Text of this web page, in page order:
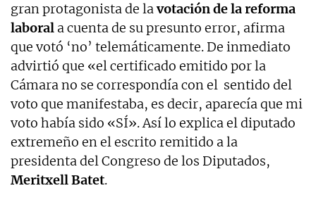
gran protagonista de lavotación de la reforma
laboral a cuenta de su presunto error, afirma
que votó ‘no’ telemáticamente. De inmediato
advirtió que «el certificado emitido por la
Cámara no se correspondía con el sentido del
voto que manifestaba, es decir, aparecía que mi
voto había sido «SÍ». Así lo explica el diputado
extremeño en el escrito remitido a la
presidenta del Congreso de los Diputados,
Meritxell Batet.